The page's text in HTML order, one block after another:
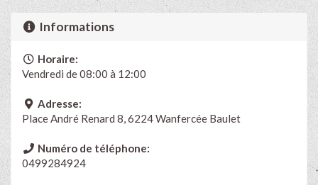
Informations
Horaire:
Vendredi de 08:00 à 12:00
Adresse:
Place André Renard 8, 6224 Wanfercée Baulet
Numéro de téléphone:
0499284924